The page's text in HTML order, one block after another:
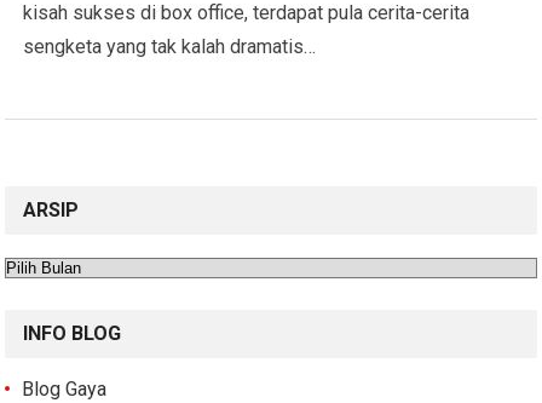
kisah sukses di box office, terdapat pula cerita-cerita
sengketa yang tak kalah dramatis…
ARSIP
Arsip
INFO BLOG
Blog Gaya